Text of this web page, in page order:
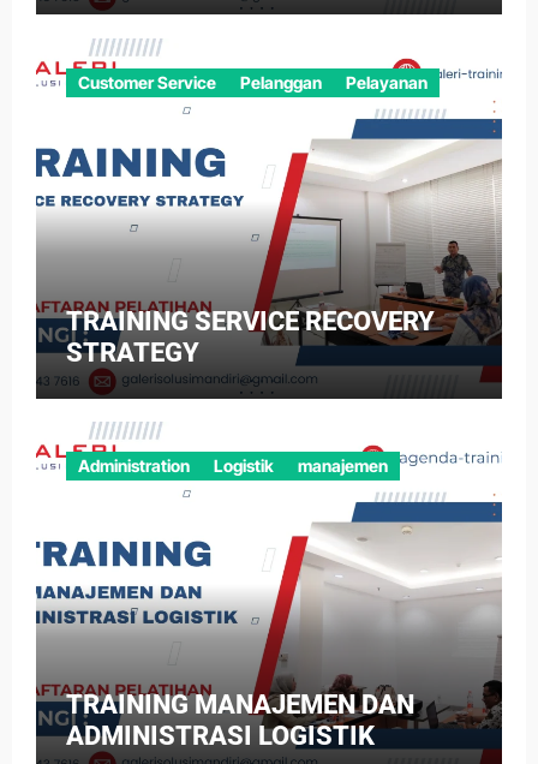
Customer Service Pelanggan Pelayanan
TRAINING SERVICE RECOVERY
STRATEGY
Administration Logistik manajemen
TRAINING MANAJEMEN DAN
ADMINISTRASI LOGISTIK